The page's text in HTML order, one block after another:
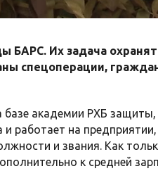
БАРС. Их задача
спецоперации,
академии РХБ
работает на
и звания. Как
к средней